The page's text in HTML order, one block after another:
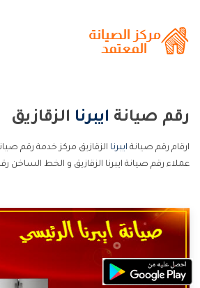
رقم صيانة ايبرنا الزقازيق
ارقام رقم صيانة ايبرنا الزقازيق مركز خدمة رقم
عملاء رقم صيانة ايبرنا الزقازيق و الخط الساخن رقم